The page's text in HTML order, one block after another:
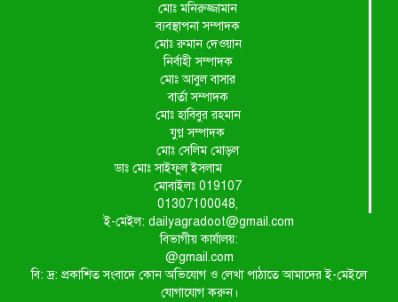
মোঃ মনিরুজ্জামান
ব্যবস্থাপনা সম্পাদক
মোঃ রুমান দেওয়ান
নির্বাহী সম্পাদক
মোঃ আবুল বাসার
বার্তা সম্পাদক
মোঃ হাবিবুর রহমান
যুগ্ন সম্পাদক
মোঃ সেলিম মোড়ল
ডাঃ মোঃ সাইফুল ইসলাম
মোবাইলঃ 019107
01307100048,
ই-মেইল: dailyagradoot@gmail.com
বিভাগীয় কার্যালয়:
@gmail.com
বি: দ্র: প্রকাশিত সংবাদে কোন অভিযোগ ও লেখা পাঠাতে আমাদের ই-মেইলে
যোগাযোগ করুন।